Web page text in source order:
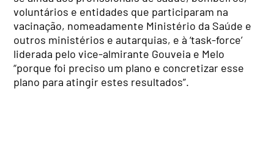
voluntários e entidades que participaram na
vacinação, nomeadamente Ministério da Saúde e
outros ministérios e autarquias, e à ‘task-force’
liderada pelo vice-almirante Gouveia e Melo
“porque foi preciso um plano e concretizar esse
plano para atingir estes resultados”.